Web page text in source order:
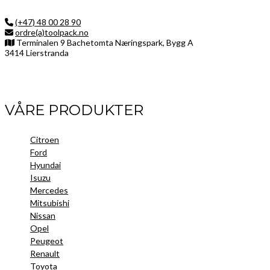
(+47) 48 00 28 90
ordre(a)toolpack.no
Terminalen 9 Bachetomta Næringspark, Bygg A
3414 Lierstranda
VÅRE PRODUKTER
Citroen
Ford
Hyundai
Isuzu
Mercedes
Mitsubishi
Nissan
Opel
Peugeot
Renault
Toyota